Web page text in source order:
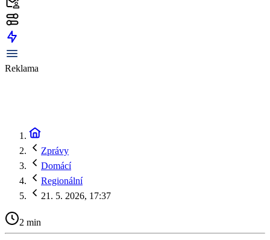
Reklama
Zprávy
Domácí
Regionální
21. 5. 2026, 17:37
2 min